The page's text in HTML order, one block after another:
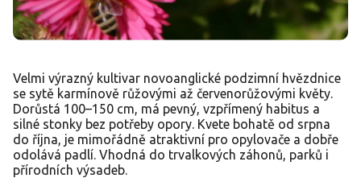
Velmi výrazný kultivar novoanglické podzimní hvězdnice
se sytě karmínově růžovými až červenorůžovými květy.
Dorůstá 100–150 cm, má pevný, vzpřímený habitus a
silné stonky bez potřeby opory. Kvete bohatě od srpna
do října, je mimořádně atraktivní pro opylovače a dobře
odolává padlí. Vhodná do trvalkových záhonů, parků i
přírodních výsadeb.